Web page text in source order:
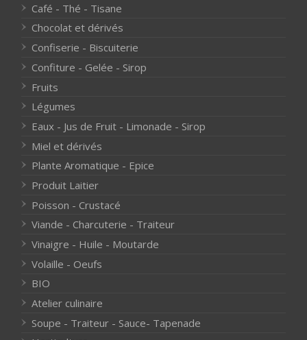
Café - Thé - Tisane
Chocolat et dérivés
Confiserie - Biscuiterie
Confiture - Gelée - Sirop
Fruits
Légumes
Eaux - Jus de Fruit - Limonade - Sirop
Miel et dérivés
Plante Aromatique - Epice
Produit Laitier
Poisson - Crustacé
Viande - Charcuterie - Traiteur
Vinaigre - Huile - Moutarde
Volaille - Oeufs
BIO
Atelier culinaire
Soupe - Traiteur - Sauce- Tapenade